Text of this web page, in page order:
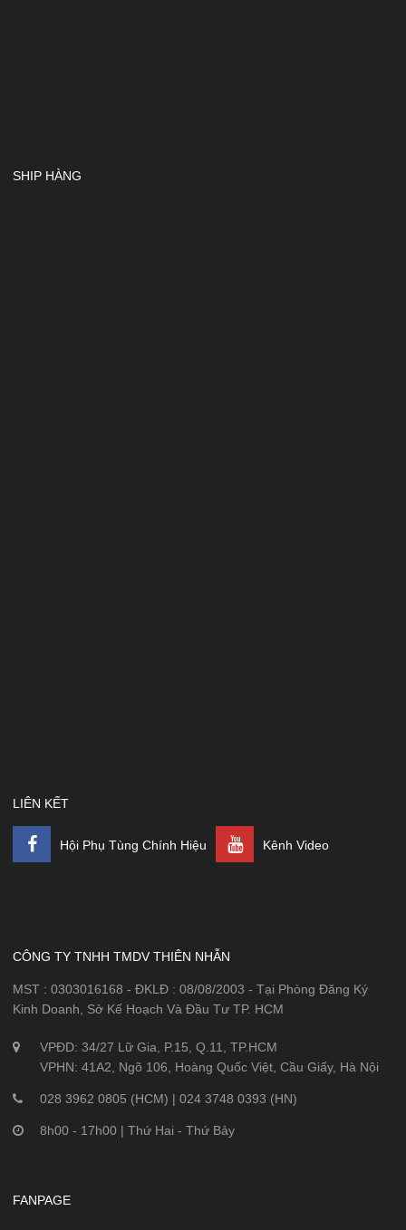
SHIP HÀNG
LIÊN KẾT
Hội Phụ Tùng Chính Hiệu Kênh Video
CÔNG TY TNHH TMDV THIÊN NHẪN
MST : 0303016168 - ĐKLĐ : 08/08/2003 - Tại Phòng Đăng Ký
Kinh Doanh, Sở Kế Hoạch Và Đầu Tư TP. HCM
VPĐD: 34/27 Lữ Gia, P.15, Q.11, TP.HCM
VPHN: 41A2, Ngõ 106, Hoàng Quốc Việt, Cầu Giấy, Hà Nội
028 3962 0805 (HCM) | 024 3748 0393 (HN)
8h00 - 17h00 | Thứ Hai - Thứ Bảy
FANPAGE